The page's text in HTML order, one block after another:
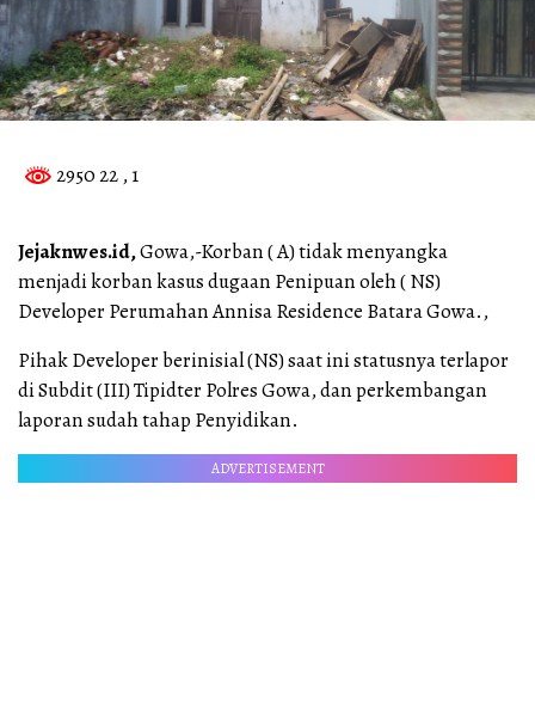
2950 22 , 1
Jejaknwes.id,Gowa,-Korban ( A) tidak menyangka
menjadi korban kasus dugaan Penipuan oleh ( NS)
Developer Perumahan Annisa Residence Batara Gowa.,
Pihak Developer berinisial (NS) saat ini statusnya terlapor
di Subdit (III) Tipidter Polres Gowa, dan perkembangan
laporan sudah tahap Penyidikan.
ADVERTISEMENT